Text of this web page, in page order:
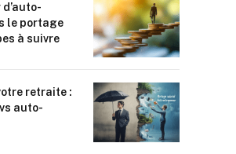
le portage
à suivre
retraite :
auto-